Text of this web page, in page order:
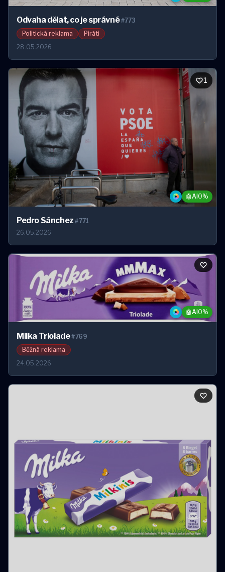
Odvaha dělat, co je správné#773
Politická reklama
Piráti
28.05.2026
1
🤖AI 0%
1
Pedro Sánchez#771
26.05.2026
🤖AI 0%
Milka Triolade#769
Běžná reklama
24.05.2026